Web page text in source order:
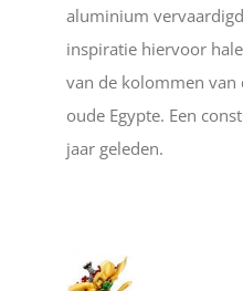
aluminium
inspiratie hiervoor
van de kolommen van
oude Egypte. Een
jaar geleden.